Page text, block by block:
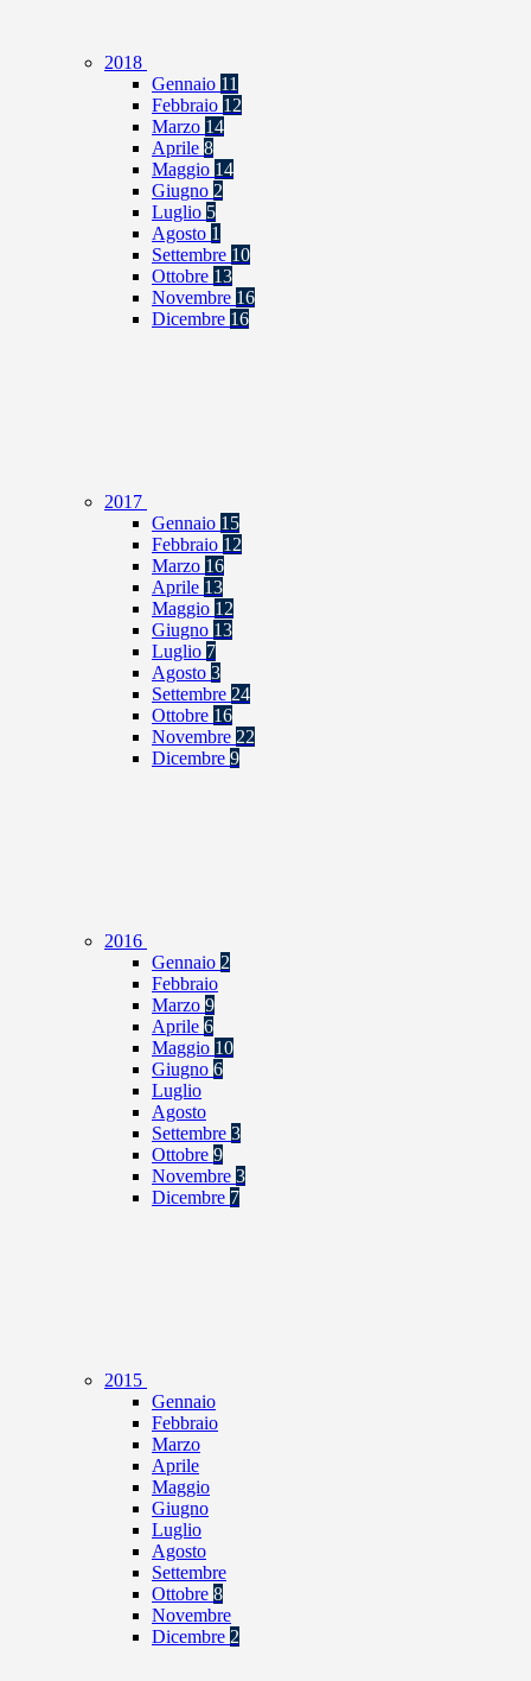
2018
Gennaio 11
Febbraio 12
Marzo 14
Aprile 8
Maggio 14
Giugno 2
Luglio 5
Agosto 1
Settembre 10
Ottobre 13
Novembre 16
Dicembre 16
2017
Gennaio 15
Febbraio 12
Marzo 16
Aprile 13
Maggio 12
Giugno 13
Luglio 7
Agosto 3
Settembre 24
Ottobre 16
Novembre 22
Dicembre 9
2016
Gennaio 2
Febbraio
Marzo 9
Aprile 6
Maggio 10
Giugno 6
Luglio
Agosto
Settembre 3
Ottobre 9
Novembre 3
Dicembre 7
2015
Gennaio
Febbraio
Marzo
Aprile
Maggio
Giugno
Luglio
Agosto
Settembre
Ottobre 8
Novembre
Dicembre 2